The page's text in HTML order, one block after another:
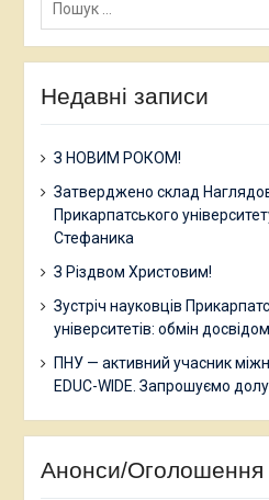
Недавні записи
З НОВИМ РОКОМ!
Затверджено склад
Прикарпатського
Стефаника
З Різдвом Христовим!
Зустріч науковців
університетів: обмін
ПНУ — активний учасник
EDUC-WIDE. Запрошуємо
Анонси/Оголошення